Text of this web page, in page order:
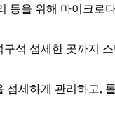
등을 위해 마이크로
석 섬세한 곳까지
섬세하게 관리하고,